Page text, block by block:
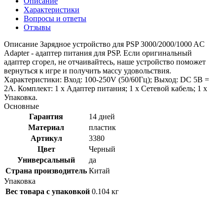
Характеристики
Вопросы и ответы
Отзывы
Описание Зарядное устройство для PSP 3000/2000/1000 AC
Adapter - адаптер питания для PSP. Если оригинальный
адаптер сгорел, не отчаивайтесь, наше устройство поможет
вернуться к игре и получить массу удовольствия.
Характеристики: Вход: 100-250V (50/60Гц); Выход: DC 5В =
2A. Комплект: 1 х Адаптер питания; 1 х Сетевой кабель; 1 х
Упаковка.
Основные
Гарантия
14 дней
Материал
пластик
Артикул
3380
Цвет
Черный
Универсальный
да
Страна производитель Китай
Упаковка
Вес товара с упаковкой 0.104 кг